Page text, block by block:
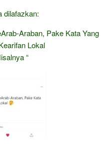
dilafazkan:
Araban, Pake Kata Yang
Lokal
“